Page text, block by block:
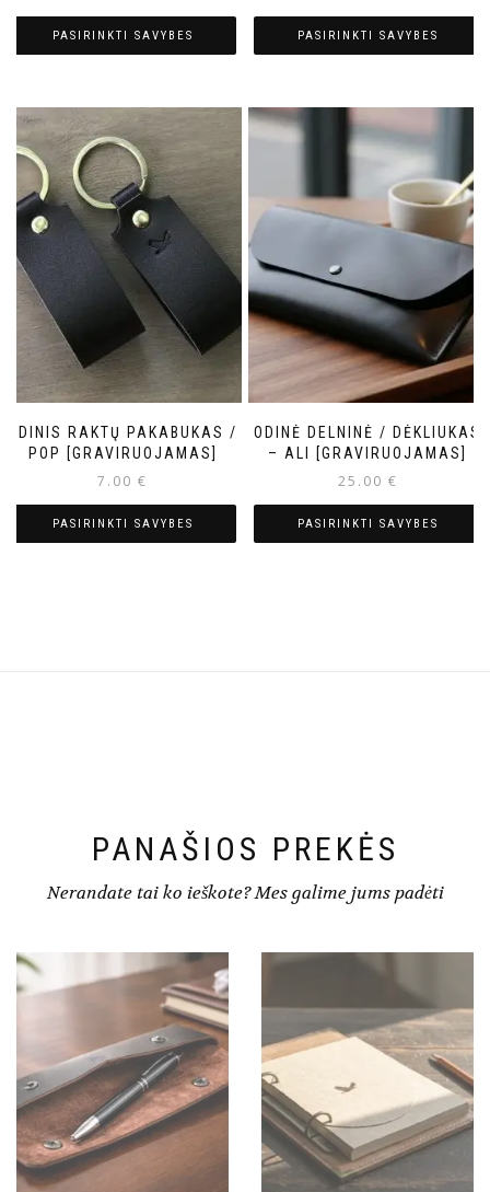
PASIRINKTI SAVYBES PASIRINKTI SAVYBES
ODINIS RAKTŲ PAKABUKAS /
POP [GRAVIRUOJAMAS]
7.00 €
PASIRINKTI SAVYBES
ODINĖ DELNINĖ / DĖKLIUKAS
– ALI [GRAVIRUOJAMAS]
25.00 €
PASIRINKTI SAVYBES
PANAŠIOS PREKĖS
Nerandate tai ko ieškote? Mes galime jums padėti